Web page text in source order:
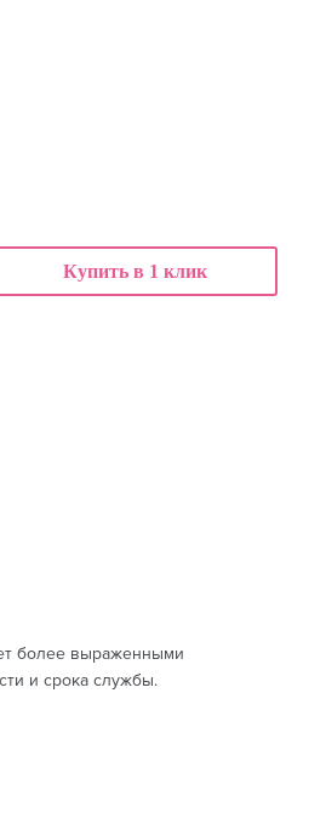
Купить в 1 клик
более выраженными
и срока службы.